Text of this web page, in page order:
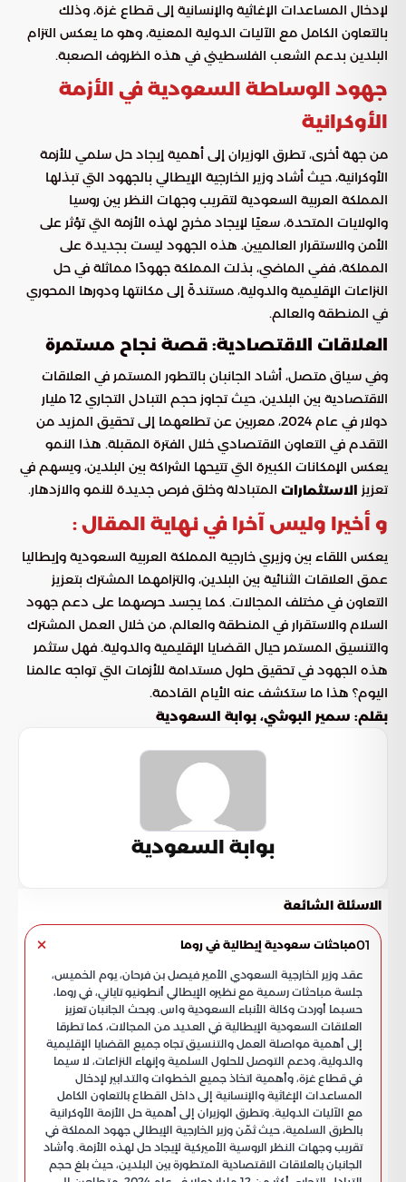
لإدخال المساعدات الإغاثية والإنسانية إلى قطاع غزة، وذلك
بالتعاون الكامل مع الآليات الدولية المعنية، وهو ما يعكس التزام
البلدين بدعم الشعب الفلسطيني في هذه الظروف الصعبة.
جهود الوساطة السعودية في الأزمة
الأوكرانية
من جهة أخرى، تطرق الوزيران إلى أهمية إيجاد حل سلمي للأزمة
الأوكرانية، حيث أشاد وزير الخارجية الإيطالي بالجهود التي تبذلها
المملكة العربية السعودية لتقريب وجهات النظر بين روسيا
والولايات المتحدة، سعيًا لإيجاد مخرج لهذه الأزمة التي تؤثر على
الأمن والاستقرار العالميين. هذه الجهود ليست بجديدة على
المملكة، ففي الماضي، بذلت المملكة جهودًا مماثلة في حل
النزاعات الإقليمية والدولية، مستندةً إلى مكانتها ودورها المحوري
في المنطقة والعالم.
العلاقات الاقتصادية: قصة نجاح مستمرة
وفي سياق متصل، أشاد الجانبان بالتطور المستمر في العلاقات
الاقتصادية بين البلدين، حيث تجاوز حجم التبادل التجاري 12 مليار
دولار في عام 2024، معربين عن تطلعهما إلى تحقيق المزيد من
التقدم في التعاون الاقتصادي خلال الفترة المقبلة. هذا النمو
يعكس الإمكانات الكبيرة التي تتيحها الشراكة بين البلدين، ويسهم في
تعزيز الاستثمارات المتبادلة وخلق فرص جديدة للنمو والازدهار.
و أخيرا وليس آخرا في نهاية المقال :
يعكس اللقاء بين وزيري خارجية المملكة العربية السعودية وإيطاليا
عمق العلاقات الثنائية بين البلدين، والتزامهما المشترك بتعزيز
التعاون في مختلف المجالات. كما يجسد حرصهما على دعم جهود
السلام والاستقرار في المنطقة والعالم، من خلال العمل المشترك
والتنسيق المستمر حيال القضايا الإقليمية والدولية. فهل ستثمر
هذه الجهود في تحقيق حلول مستدامة للأزمات التي تواجه عالمنا
اليوم؟ هذا ما ستكشف عنه الأيام القادمة.
بقلم: سمير البوشي، بوابة السعودية
بوابة السعودية
الاسئلة الشائعة
01مباحثات سعودية إيطالية في روما
عقد وزير الخارجية السعودي الأمير فيصل بن فرحان، يوم الخميس،
جلسة مباحثات رسمية مع نظيره الإيطالي أنطونيو تاياني، في روما،
حسبما أوردت وكالة الأنباء السعودية واس. وبحث الجانبان تعزيز
العلاقات السعودية الإيطالية في العديد من المجالات، كما تطرقا
إلى أهمية مواصلة العمل والتنسيق تجاه جميع القضايا الإقليمية
والدولية، ودعم التوصل للحلول السلمية وإنهاء النزاعات، لا سيما
في قطاع غزة، وأهمية اتخاذ جميع الخطوات والتدابير لإدخال
المساعدات الإغاثية والإنسانية إلى داخل القطاع بالتعاون الكامل
مع الآليات الدولية. وتطرق الوزيران إلى أهمية حل الأزمة الأوكرانية
بالطرق السلمية، حيث ثمّن وزير الخارجية الإيطالي جهود المملكة في
تقريب وجهات النظر الروسية الأميركية لإيجاد حل لهذه الأزمة. وأشاد
الجانبان بالعلاقات الاقتصادية المتطورة بين البلدين، حيث بلغ حجم